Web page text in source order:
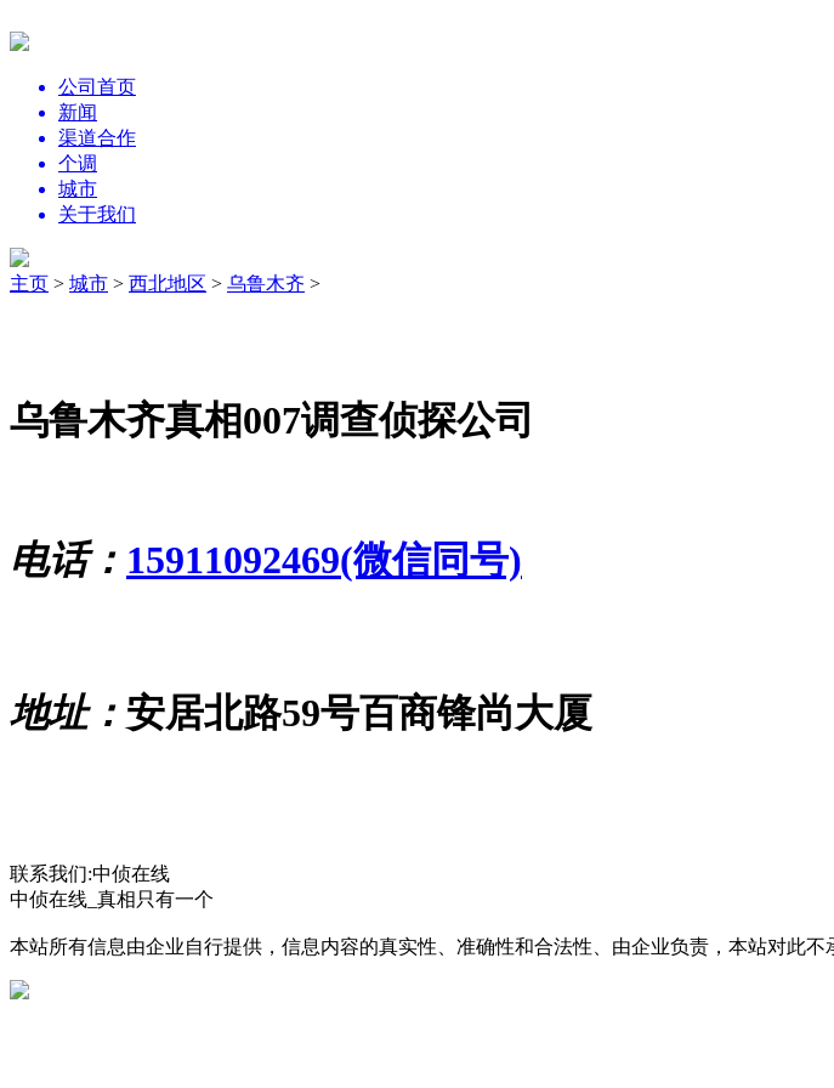
公司首页
新闻
渠道合作
个调
城市
关于我们
主页 > 城市 > 西北地区 > 乌鲁木齐 >
乌鲁木齐真相007调查侦探公司
电话： 15911092469(微信同号)
地址： 安居北路59号百商锋尚大厦
联系我们:中侦在线
中侦在线_真相只有一个
本站所有信息由企业自行提供，信息内容的真实性、准确性和合法性、由企业负责，本站对此